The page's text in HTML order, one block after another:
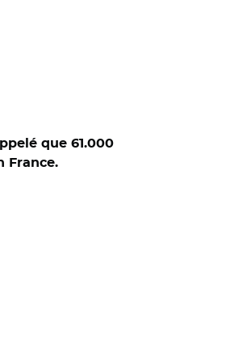
que 61.000
France.